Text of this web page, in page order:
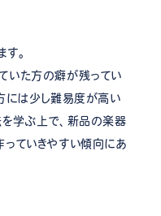
。
いた方の癖が残ってい
には少し難易度が高い
を学ぶ上で、新品の楽器
っていきやすい傾向にあ